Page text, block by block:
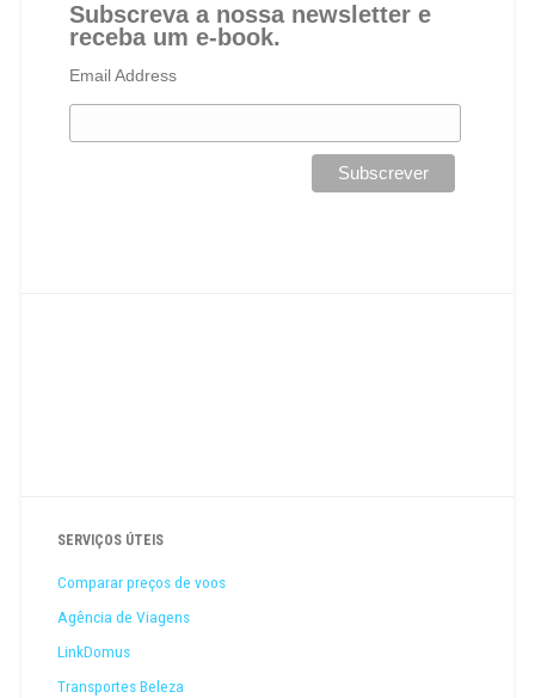
Subscreva a nossa newsletter e
receba um e-book.
Email Address
SERVIÇOS ÚTEIS
Comparar preços de voos
Agência de Viagens
LinkDomus
Transportes Beleza